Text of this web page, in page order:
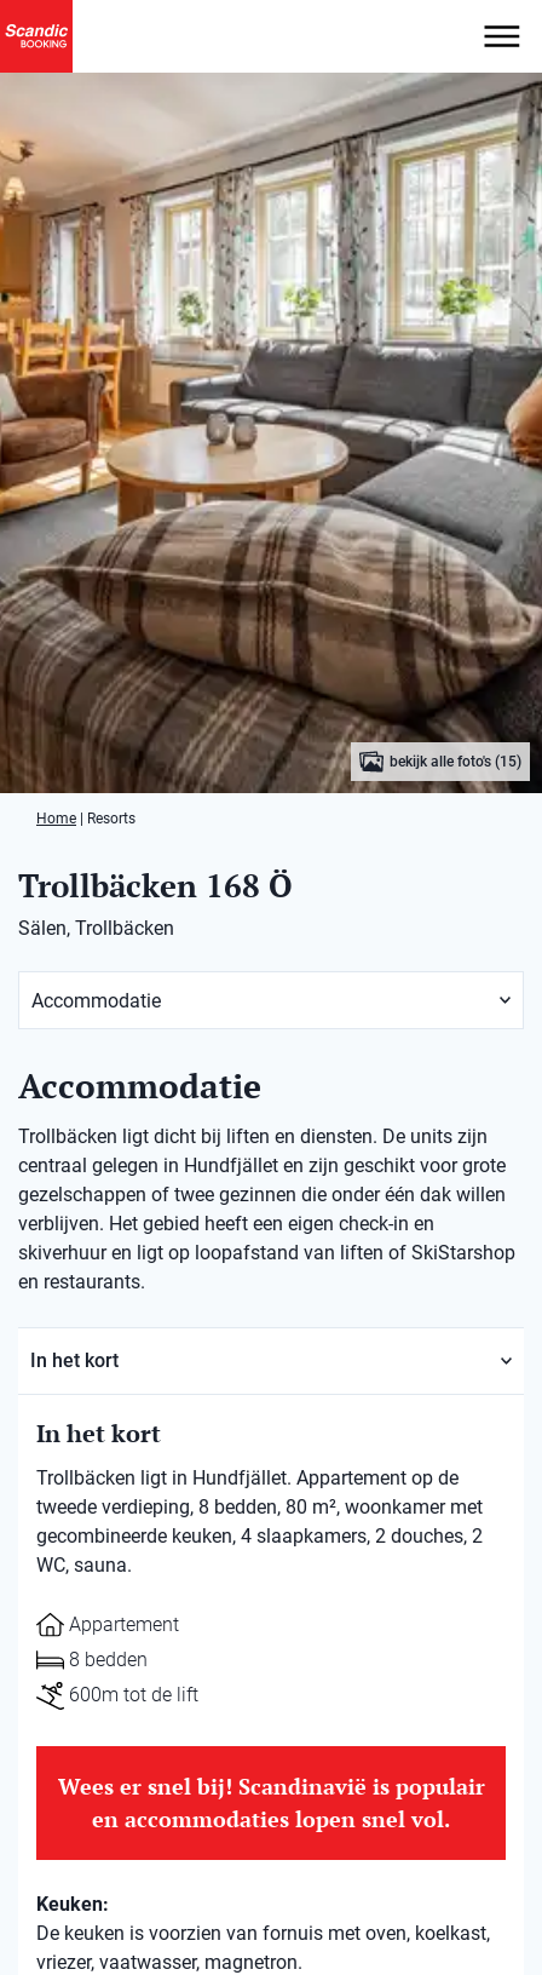
bekijk alle foto's (15)
Home Resorts
Trollbäcken 168 Ö
Sälen, Trollbäcken
Accommodatie
Trollbäcken ligt dicht bij liften en diensten. De units zijn
centraal gelegen in Hundfjället en zijn geschikt voor grote
gezelschappen of twee gezinnen die onder één dak willen
verblijven. Het gebied heeft een eigen check-in en
skiverhuur en ligt op loopafstand van liften of SkiStarshop
en restaurants.
In het kort
In het kort
Trollbäcken ligt in Hundfjället. Appartement op de
tweede verdieping, 8 bedden, 80 m², woonkamer met
gecombineerde keuken, 4 slaapkamers, 2 douches, 2
WC, sauna.
Appartement
8 bedden
600m tot de lift
Wees er snel bij! Scandinavië is populair
en accommodaties lopen snel vol.
Keuken:
De keuken is voorzien van fornuis met oven, koelkast,
vriezer, vaatwasser, magnetron.